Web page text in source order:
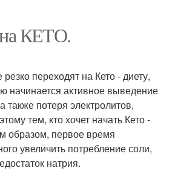
КЕТО.
переходят на Кето - диету,
начинается активное выведение
также потеря электролитов,
тем, кто хочет начать Кето -
образом, первое время
увеличить потребление соли,
натрия.